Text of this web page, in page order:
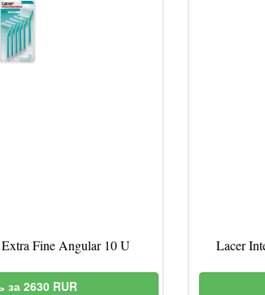
Fine Angular 10 U
за 2630 RUR
Lacer